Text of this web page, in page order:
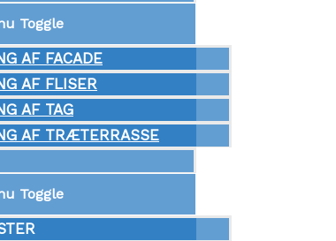
Toggle
AF FACADE
AF FLISER
AF TAG
AF TRÆTERRASSE
Toggle